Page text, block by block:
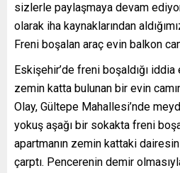
sizlerle paylaşmaya devam
olarak iha kaynaklarından
Freni boşalan araç evin balkon
Eskişehir’de freni boşaldığı
zemin katta bulunan bir evin
Olay, Gültepe Mahallesi’nde
yokuş aşağı bir sokakta freni
apartmanın zemin kattaki
çarptı. Pencerenin demir